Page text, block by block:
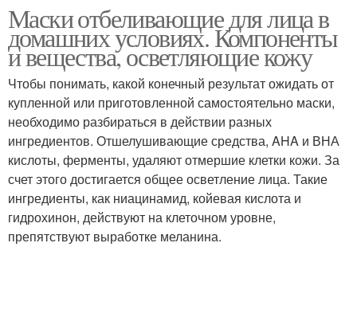
Маски отбеливающие для лица в
домашних условиях. Компоненты
и вещества, осветляющие кожу
Чтобы понимать, какой конечный результат ожидать от
купленной или приготовленной самостоятельно маски,
необходимо разбираться в действии разных
ингредиентов. Отшелушивающие средства, AHA и ВНА
кислоты, ферменты, удаляют отмершие клетки кожи. За
счет этого достигается общее осветление лица. Такие
ингредиенты, как ниацинамид, койевая кислота и
гидрохинон, действуют на клеточном уровне,
препятствуют выработке меланина.